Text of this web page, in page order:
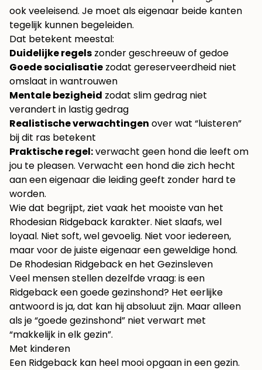
ook veeleisend. Je moet als eigenaar beide kanten
tegelijk kunnen begeleiden.
Dat betekent meestal:
Duidelijke regels zonder geschreeuw of gedoe
Goede socialisatie zodat gereserveerdheid niet
omslaat in wantrouwen
Mentale bezigheid zodat slim gedrag niet
verandert in lastig gedrag
Realistische verwachtingen over wat “luisteren”
bij dit ras betekent
Praktische regel:verwacht geen hond die leeft om
jou te pleasen. Verwacht een hond die zich hecht
aan een eigenaar die leiding geeft zonder hard te
worden.
Wie dat begrijpt, ziet vaak het mooiste van het
Rhodesian Ridgeback karakter. Niet slaafs, wel
loyaal. Niet soft, wel gevoelig. Niet voor iedereen,
maar voor de juiste eigenaar een geweldige hond.
De Rhodesian Ridgeback en het Gezinsleven
Veel mensen stellen dezelfde vraag: is een
Ridgeback een goede gezinshond? Het eerlijke
antwoord is ja, dat kan hij absoluut zijn. Maar alleen
als je “goede gezinshond” niet verwart met
“makkelijk in elk gezin”.
Met kinderen
Een Ridgeback kan heel mooi opgaan in een gezin.